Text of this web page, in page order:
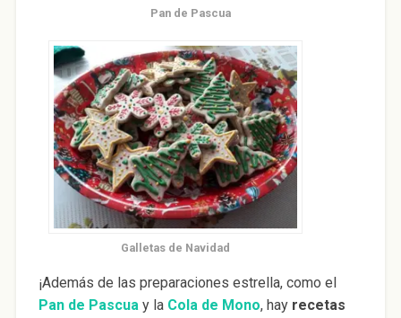
Pan de Pascua
Galletas de Navidad
¡Además de las preparaciones estrella, como el
Pan de Pascuay la Cola de Mono, hay recetas